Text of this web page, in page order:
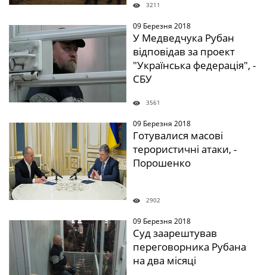
3211
09 Березня 2018
У Медведчука Рубан
відповідав за проект
"Українська федерація", -
СБУ
3561
" /> 09 Березня 2018
Готувалися масові
терористичні атаки, -
Порошенко
2902
09 Березня 2018
Суд заарештував
переговорника Рубана
на два місяці